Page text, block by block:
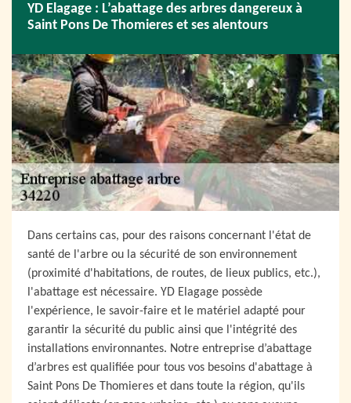
YD Elagage : L’abattage des arbres dangereux à
Saint Pons De Thomieres et ses alentours
Dans certains cas, pour des raisons concernant l'état de
santé de l'arbre ou la sécurité de son environnement
(proximité d'habitations, de routes, de lieux publics, etc.),
l'abattage est nécessaire. YD Elagage possède
l'expérience, le savoir-faire et le matériel adapté pour
garantir la sécurité du public ainsi que l'intégrité des
installations environnantes. Notre entreprise d’abattage
d’arbres est qualifiée pour tous vos besoins d'abattage à
Saint Pons De Thomieres et dans toute la région, qu'ils